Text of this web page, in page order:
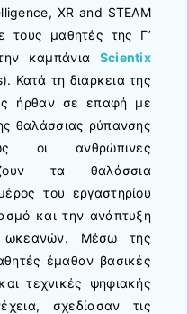
XR and STEAM
τους μαθητές της Γ’
καμπάνια Scientix
Κατά τη διάρκεια της
ήρθαν σε επαφή με
θαλάσσιας ρύπανσης
οι ανθρώπινες
τα θαλάσσια
του εργαστηρίου
και την ανάπτυξη
ωκεανών. Μέσω της
έμαθαν βασικές
τεχνικές ψηφιακής
σχεδίασαν τις